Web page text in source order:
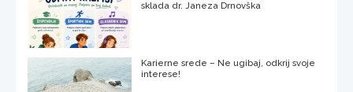
sklada dr. Janeza Drnovška
Karierne srede – Ne ugibaj, odkrij svoje
interese!